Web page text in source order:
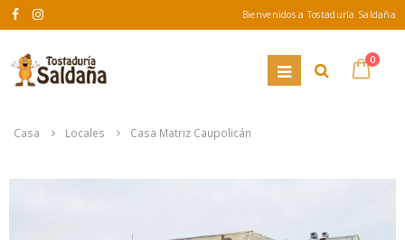
Bienvenidos a Tostaduría Saldaña
0
Casa Locales Casa Matriz Caupolicán